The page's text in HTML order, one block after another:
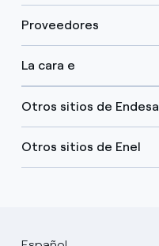
Proveedores
La cara e
Otros sitios de Endesa
Otros sitios de Enel